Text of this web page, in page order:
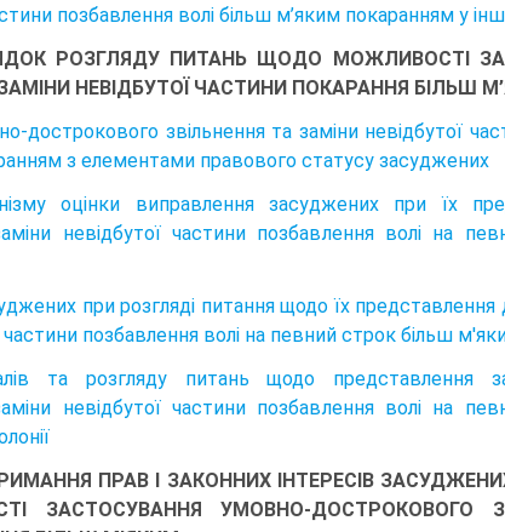
позбавлення волі більш м’яким покаранням у
РОЗГЛЯДУ ПИТАНЬ ЩОДО МОЖЛИВОСТІ
НЕВІДБУТОЇ ЧАСТИНИ ПОКАРАННЯ БІЛЬШ
дострокового звільнення та заміни невідбутої
з елементами правового статусу засуджених
оцінки виправлення засуджених при їх
невідбутої частини позбавлення волі на
при розгляді питання щодо їх
частини позбавлення волі на певний строк більш
та розгляду питань щодо представлення
невідбутої частини позбавлення волі на
ПРАВ І ЗАКОННИХ ІНТЕРЕСІВ
ЗАСТОСУВАННЯ УМОВНО-ДОСТРОКОВОГО